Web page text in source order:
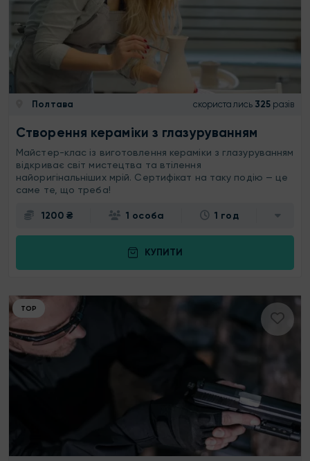
Полтава скористались 325 разів
Створення кераміки з глазуруванням
Майстер-клас із виготовлення кераміки з глазуруванням
відкриває світ мистецтва та втілення
найоригінальніших мрій. Сертифікат на таку подію — це
саме те, що треба!
1200 ₴ 1 особа 1 год
КУПИТИ
ТОР